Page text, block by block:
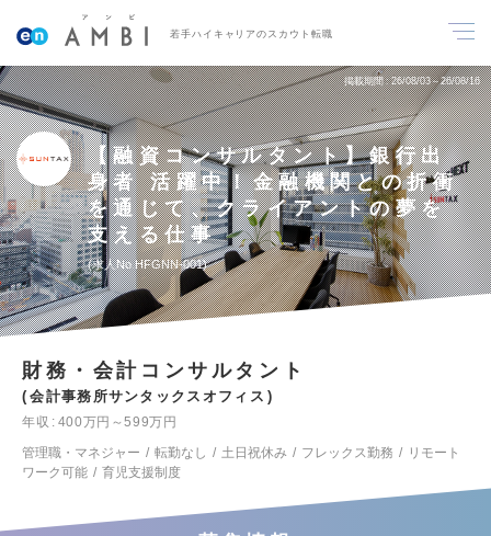
若手ハイキャリアのスカウト転職
掲載期間 26/08/03～26/08/16
【融資コンサルタント】銀行出
身者 活躍中！金融機関との折衝
を通じて、クライアントの夢を
支える仕事
求人No.HFGNN-001
財務・会計コンサルタント
会計事務所サンタックスオフィス
年収
400万円～599万円
管理職・マネジャー
転勤なし 土日祝休み フレックス勤務
リモート
ワーク可能
育児支援制度